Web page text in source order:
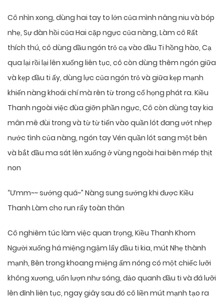
Cô nhìn xong, dùng hai tay to lớn của mình nâng niu và bóp
nhẹ, Sự đàn hồi của Hai cặp ngực của nàng, Làm cô Rất
thích thú, cô dùng đầu ngón trỏ cạ vào đầu Ti hồng hào, Cạ
qua lại rồi lại lên xuống liên tục, cô còn dùng thêm ngón giữa
và kẹp đầu ti ấy, dùng lực của ngón trỏ và giữa kẹp mạnh
khiến nàng khoái chí mà rên từ trong cổ họng phát ra. Kiều
Thanh ngoài việc đùa giỡn phần ngực, Cô còn dùng tay kia
mân mê đùi trong và từ từ tiến vào quần lót đang ướt nhẹp
nước tình của nàng, ngón tay Vén quần lót sang một bên
và bắt đầu ma sát lên xuống ở vùng ngoài hai bên mép thịt
non
“Ưmm~~ sướng quá~” Nàng sung sướng khi được Kiều
Thanh Làm cho run rẩy toàn thân
Cô nghiêm túc làm việc quan trọng, Kiều Thanh Khom
Người xuống há miệng ngậm lấy đầu ti kia, mút Nhẹ thành
mạnh, Bên trong khoang miệng ấm nóng có một chiếc lưỡi
không xương, uốn lượn như sóng, đảo quanh đầu ti và đá lưỡi
lên đỉnh liên tục, ngay giây sau đó cô liền mút mạnh tạo ra